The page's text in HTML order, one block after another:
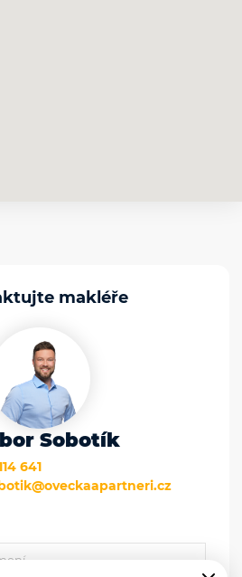
makléře
Sobotík
641